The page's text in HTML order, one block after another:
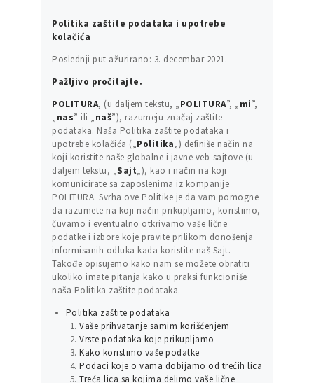
Politika zaštite podataka i upotrebe
kolačića
Poslednji put ažurirano: 3. decembar 2021.
Pažljivo pročitajte.
POLITURA, (u daljem tekstu, „POLITURA”, „mi”,
„nas” ili „naš”), razumeju značaj zaštite
podataka. Naša Politika zaštite podataka i
upotrebe kolačića („Politika„) definiše način na
koji koristite naše globalne i javne veb-sajtove (u
daljem tekstu, „Sajt„), kao i način na koji
komunicirate sa zaposlenima iz kompanije
POLITURA. Svrha ove Politike je da vam pomogne
da razumete na koji način prikupljamo, koristimo,
čuvamo i eventualno otkrivamo vaše lične
podatke i izbore koje pravite prilikom donošenja
informisanih odluka kada koristite naš Sajt.
Takođe opisujemo kako nam se možete obratiti
ukoliko imate pitanja kako u praksi funkcioniše
naša Politika zaštite podataka.
Politika zaštite podataka
Vaše prihvatanje samim korišćenjem
Vrste podataka koje prikupljamo
Kako koristimo vaše podatke
Podaci koje o vama dobijamo od trećih lica
Treća lica sa kojima delimo vaše lične